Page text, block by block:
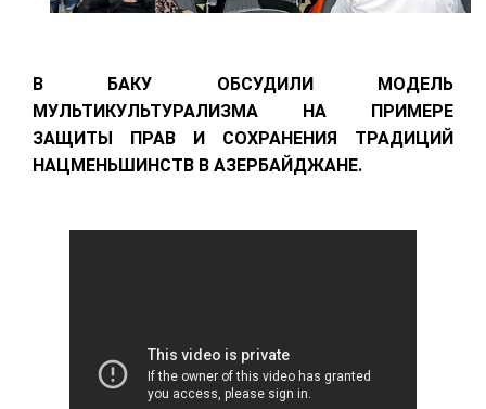
В БАКУ ОБСУДИЛИ МОДЕЛЬ
МУЛЬТИКУЛЬТУРАЛИЗМА НА ПРИМЕРЕ
ЗАЩИТЫ ПРАВ И СОХРАНЕНИЯ ТРАДИЦИЙ
НАЦМЕНЬШИНСТВ В АЗЕРБАЙДЖАНЕ.